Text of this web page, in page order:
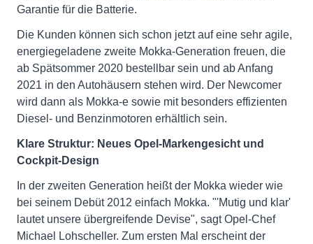
Garantie für die Batterie.
Die Kunden können sich schon jetzt auf eine sehr agile,
energiegeladene zweite Mokka-Generation freuen, die
ab Spätsommer 2020 bestellbar sein und ab Anfang
2021 in den Autohäusern stehen wird. Der Newcomer
wird dann als Mokka-e sowie mit besonders effizienten
Diesel- und Benzinmotoren erhältlich sein.
Klare Struktur: Neues Opel-Markengesicht und
Cockpit-Design
In der zweiten Generation heißt der Mokka wieder wie
bei seinem Debüt 2012 einfach Mokka. "'Mutig und klar'
lautet unsere übergreifende Devise", sagt Opel-Chef
Michael Lohscheller. Zum ersten Mal erscheint der